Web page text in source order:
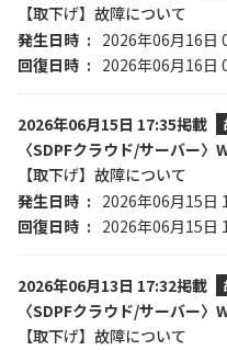
【取下げ】故障について
発生日時
2026年06月16日
回復日時
2026年06月16日
2026年06月15日 17:35掲載
〈SDPFクラウド/サーバー
【取下げ】故障について
発生日時
2026年06月15日
回復日時
2026年06月15日
2026年06月13日 17:32掲載
〈SDPFクラウド/サーバー
【取下げ】故障について